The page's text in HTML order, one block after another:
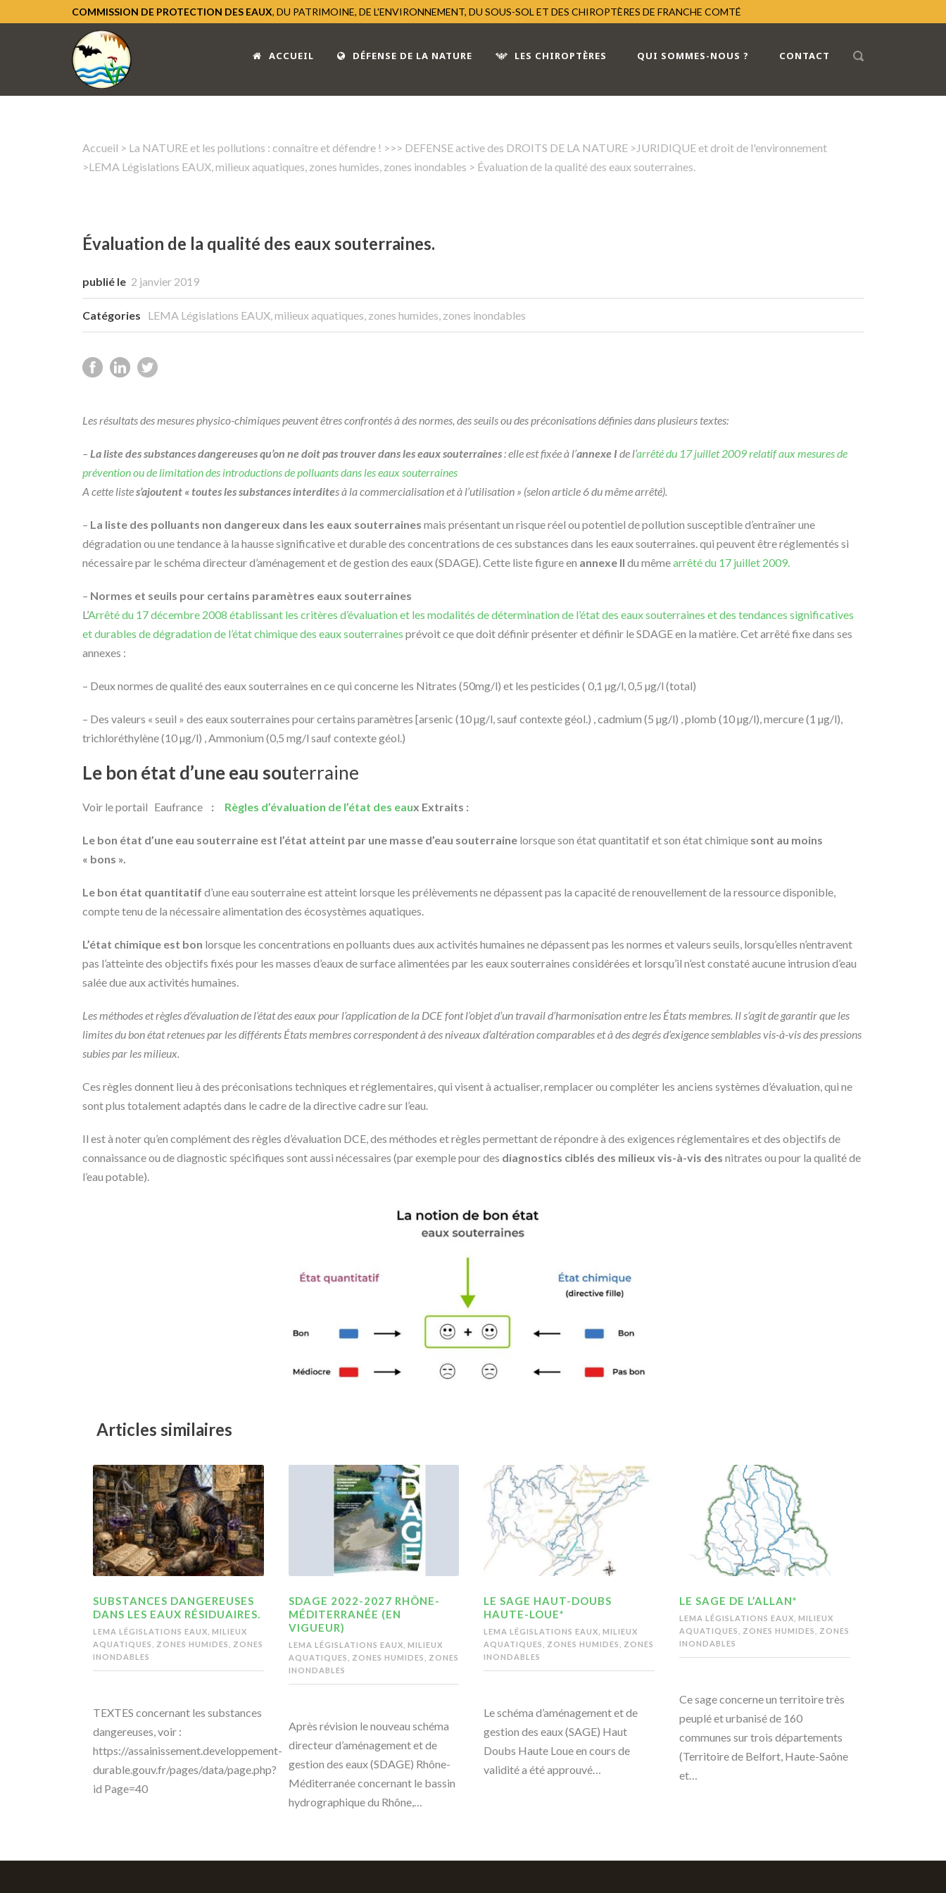
COMMISSION DE PROTECTION DES EAUX, DU PATRIMOINE, DE L'ENVIRONNEMENT, DU SOUS-SOL ET DES CHIROPTÈRES DE FRANCHE COMTÉ
ACCUEIL DÉFENSE DE LA NATURE LES CHIROPTÈRES QUI SOMMES-NOUS ? CONTACT
Accueil > La NATURE et les pollutions : connaître et défendre ! >>> DEFENSE active des DROITS DE LA NATURE >JURIDIQUE et droit de l'environnement
>LEMA Législations EAUX, milieux aquatiques, zones humides, zones inondables > Évaluation de la qualité des eaux souterraines.
Évaluation de la qualité des eaux souterraines.
publié le 2 janvier 2019
Catégories LEMA Législations EAUX, milieux aquatiques, zones humides, zones inondables
Les résultats des mesures physico-chimiques peuvent êtres confrontés à des normes, des seuils ou des préconisations définies dans plusieurs textes:
– La liste des substances dangereuses qu’on ne doit pas trouver dans les eaux souterraines: elle est fixée à l’annexe Ide l’arrêté du 17 juillet 2009 relatif aux mesures de
prévention ou de limitation des introductions de polluants dans les eaux souterraines
A cette listes’ajoutent « toutes les substances interdites à la commercialisation et à l’utilisation » (selon article 6 du même arrêté).
– La liste des polluants non dangereux dans les eaux souterraines mais présentant un risque réel ou potentiel de pollution susceptible d’entraîner une
dégradation ou une tendance à la hausse significative et durable des concentrations de ces substances dans les eaux souterraines. qui peuvent être réglementés si
nécessaire par le schéma directeur d’aménagement et de gestion des eaux (SDAGE). Cette liste figure en annexe II du mêmearrêté du 17 juillet 2009.
– Normes et seuils pour certains paramètres eaux souterraines
L’Arrêté du 17 décembre 2008 établissant les critères d’évaluation et les modalités de détermination de l’état des eaux souterraines et des tendances significatives
et durables de dégradation de l’état chimique des eaux souterraines prévoit ce que doit définir présenter et définir le SDAGE en la matière. Cet arrêté fixe dans ses
annexes :
– Deux normes de qualité des eaux souterraines en ce qui concerne les Nitrates (50mg/l) et les pesticides ( 0,1 µg/l, 0,5 µg/l (total)
– Des valeurs « seuil » des eaux souterraines pour certains paramètres [arsenic (10 µg/l, sauf contexte géol.) , cadmium (5 µg/l) , plomb (10 µg/l), mercure (1 µg/l),
trichloréthylène (10 µg/l) , Ammonium (0,5 mg/l sauf contexte géol.)
Le bon état d’une eau souterraine
Voir le portail Eaufrance : Règles d’évaluation de l’état des eaux Extraits :
Le bon état d’une eau souterraine est l’état atteint par une masse d’eau souterraine lorsque son état quantitatif et son état chimique sont au moins
« bons ».
Le bon état quantitatif d’une eau souterraine est atteint lorsque les prélèvements ne dépassent pas la capacité de renouvellement de la ressource disponible,
compte tenu de la nécessaire alimentation des écosystèmes aquatiques.
L’état chimique est bon lorsque les concentrations en polluants dues aux activités humaines ne dépassent pas les normes et valeurs seuils, lorsqu’elles n’entravent
pas l’atteinte des objectifs fixés pour les masses d’eaux de surface alimentées par les eaux souterraines considérées et lorsqu’il n’est constaté aucune intrusion d’eau
salée due aux activités humaines.
Les méthodes et règles d’évaluation de l’état des eaux pour l’application de la DCE font l’objet d’un travail d’harmonisation entre les États membres. Il s’agit de garantir que les
limites du bon état retenues par les différents États membres correspondent à des niveaux d’altération comparables et à des degrés d’exigence semblables vis-à-vis des pressions
subies par les milieux.
Ces règles donnent lieu à des préconisations techniques et réglementaires, qui visent à actualiser, remplacer ou compléter les anciens systèmes d’évaluation, qui ne
sont plus totalement adaptés dans le cadre de la directive cadre sur l’eau.
Il est à noter qu’en complément des règles d’évaluation DCE, des méthodes et règles permettant de répondre à des exigences réglementaires et des objectifs de
connaissance ou de diagnostic spécifiques sont aussi nécessaires (par exemple pour des diagnostics ciblés des milieux vis-à-vis des nitrates ou pour la qualité de
l’eau potable).
Articles similaires
SUBSTANCES DANGEREUSES
DANS LES EAUX RÉSIDUAIRES.
LEMA LÉGISLATIONS EAUX, MILIEUX
AQUATIQUES, ZONES HUMIDES, ZONES
INONDABLES
TEXTES concernant les substances
dangereuses, voir :
https://assainissement.developpement-
durable.gouv.fr/pages/data/page.php?
id Page=40
SDAGE 2022-2027 RHÔNE-
MÉDITERRANÉE (EN
VIGUEUR)
LEMA LÉGISLATIONS EAUX, MILIEUX
AQUATIQUES, ZONES HUMIDES, ZONES
INONDABLES
Après révision le nouveau schéma
directeur d’aménagement et de
gestion des eaux (SDAGE) Rhône-
Méditerranée concernant le bassin
hydrographique du Rhône,…
LE SAGE HAUT-DOUBS
HAUTE-LOUE*
LEMA LÉGISLATIONS EAUX, MILIEUX
AQUATIQUES, ZONES HUMIDES, ZONES
INONDABLES
Le schéma d’aménagement et de
gestion des eaux (SAGE) Haut
Doubs Haute Loue en cours de
validité a été approuvé…
LE SAGE DE L’ALLAN*
LEMA LÉGISLATIONS EAUX, MILIEUX
AQUATIQUES, ZONES HUMIDES, ZONES
INONDABLES
Ce sage concerne un territoire très
peuplé et urbanisé de 160
communes sur trois départements
(Territoire de Belfort, Haute-Saône
et…